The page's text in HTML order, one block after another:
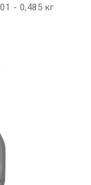
- 0,485 кг